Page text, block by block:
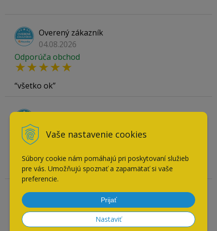
Vaše nastavenie cookies
Súbory cookie nám pomáhajú pri poskytovaní služieb
pre vás. Umožňujú spoznať a zapamätať si vaše
preferencie.
Prijať
Nastaviť
Overený zákazník
04.08.2026
Odporúča obchod
všetko ok
Overený zákazník
Odporúča obchod
V pohodlí obývačky som nakúpil čo som potreboval
Overený zákazník
21.07.2026
Odporúča obchod